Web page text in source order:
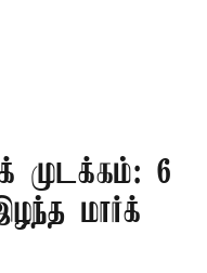
முடக்கம்: 6
மார்க்